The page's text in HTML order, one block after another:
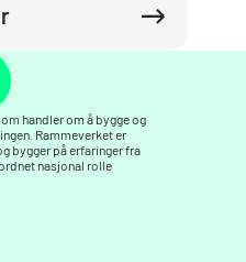
handler om å bygge og
Rammeverket er
bygger på erfaringer fra
nasjonal rolle